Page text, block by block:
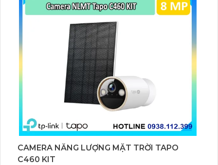
cho gia đình và văn phòng nhỏ.
CAMERA NĂNG LƯỢNG MẶT TRỜI TAPO
C460 KIT